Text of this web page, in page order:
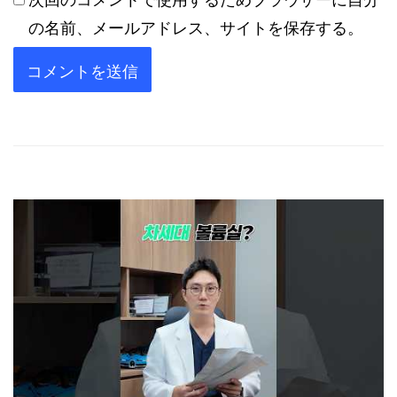
の名前、メールアドレス、サイトを保存する。